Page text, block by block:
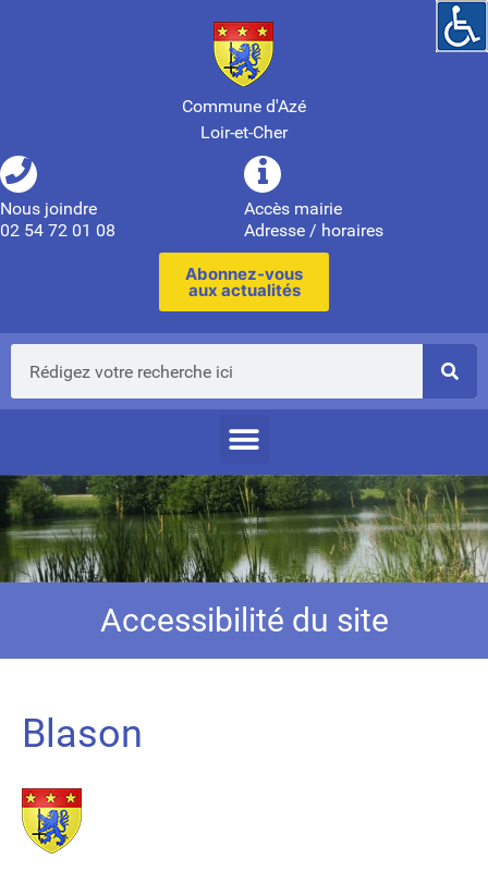
Commune d'Azé
Loir-et-Cher
Nous joindre
02 54 72 01 08
Accès mairie
Adresse / horaires
Abonnez-vous
aux actualités
Accessibilité du site
Blason